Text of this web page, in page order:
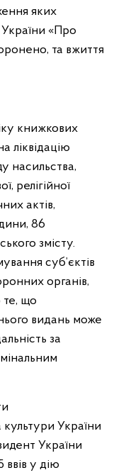
яких
України «Про
та вжиття
книжкових
ліквідацію
насильства,
релігійної
актів,
86
змісту.
суб’єктів
органів,
те, що
видань може
за
України
України
у дію